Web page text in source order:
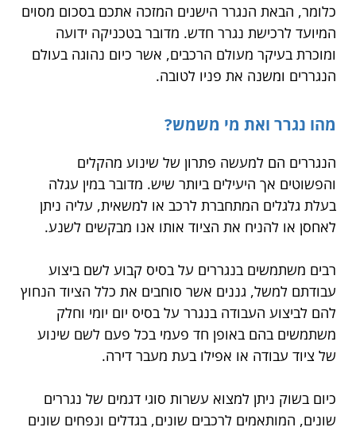
כלומר, הבאת הנגרר הישנים המזכה אתכם בסכום מסוים
המיועד לרכישת נגרר חדש. מדובר בטכניקה ידועה
ומוכרת בעיקר מעולם הרכבים, אשר כיום נהוגה בעולם
הנגררים ומשנה את פניו לטובה.
מהו נגרר ואת מי משמש?
הנגררים הם למעשה פתרון של שינוע מהקלים
והפשוטים אך היעילים ביותר שיש. מדובר במין עגלה
בעלת גלגלים המתחברת לרכב או למשאית, עליה ניתן
לאחסן או להניח את הציוד אותו אנו מבקשים לשנע.
רבים משתמשים בנגררים על בסיס קבוע לשם ביצוע
עבודתם למשל, גננים אשר סוחבים את כלל הציוד הנחוץ
להם לביצוע העבודה בנגרר על בסיס יום יומי וחלק
משתמשים בהם באופן חד פעמי בכל פעם לשם שינוע
של ציוד עבודה או אפילו בעת מעבר דירה.
כיום בשוק ניתן למצוא עשרות סוגי דגמים של נגררים
שונים, המותאמים לרכבים שונים, בגדלים ונפחים שונים